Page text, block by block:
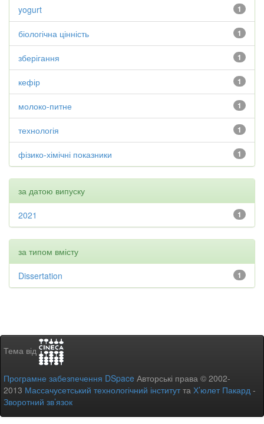
1
yogurt
1
біологічна цінність
1
зберігання
1
кефір
1
молоко-питне
1
технологія
1
фізико-хімічні показники
за датою випуску
1
2021
за типом вмісту
1
Dissertation
Тема від
Програмне забезпечення DSpace Авторські права © 2002-
2013 Массачусетський технологічний інститутта Х’юлет Пакард -
Зворотний зв’язок